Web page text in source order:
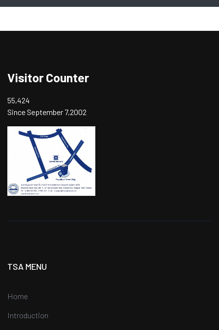
Visitor Counter
55,424
Since September 7,2002
TSA MENU
Home
Introduction